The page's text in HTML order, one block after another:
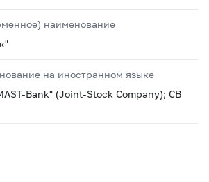
наименование
на иностранном языке
Bank" (Joint-Stock Company); CB